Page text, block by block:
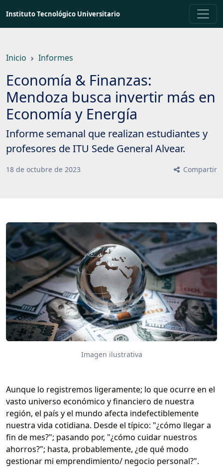
contenido
Instituto Tecnológico Universitario
Inicio Informes
Economía & Finanzas:
Mendoza busca invertir más en
Economía y Energía
Informe semanal que realizan estudiantes y
profesores de ITU Sede General Alvear.
18 de octubre de 2023 Compartir
Imagen ilustrativa
Aunque lo registremos ligeramente; lo que ocurre en el
vasto universo económico y financiero de nuestra
región, el país y el mundo afecta indefectiblemente
nuestra vida cotidiana. Desde el típico: "¿cómo llegar a
fin de mes?"; pasando por, "¿cómo cuidar nuestros
ahorros?"; hasta, probablemente, ¿de qué modo
gestionar mi emprendimiento/ negocio personal?".